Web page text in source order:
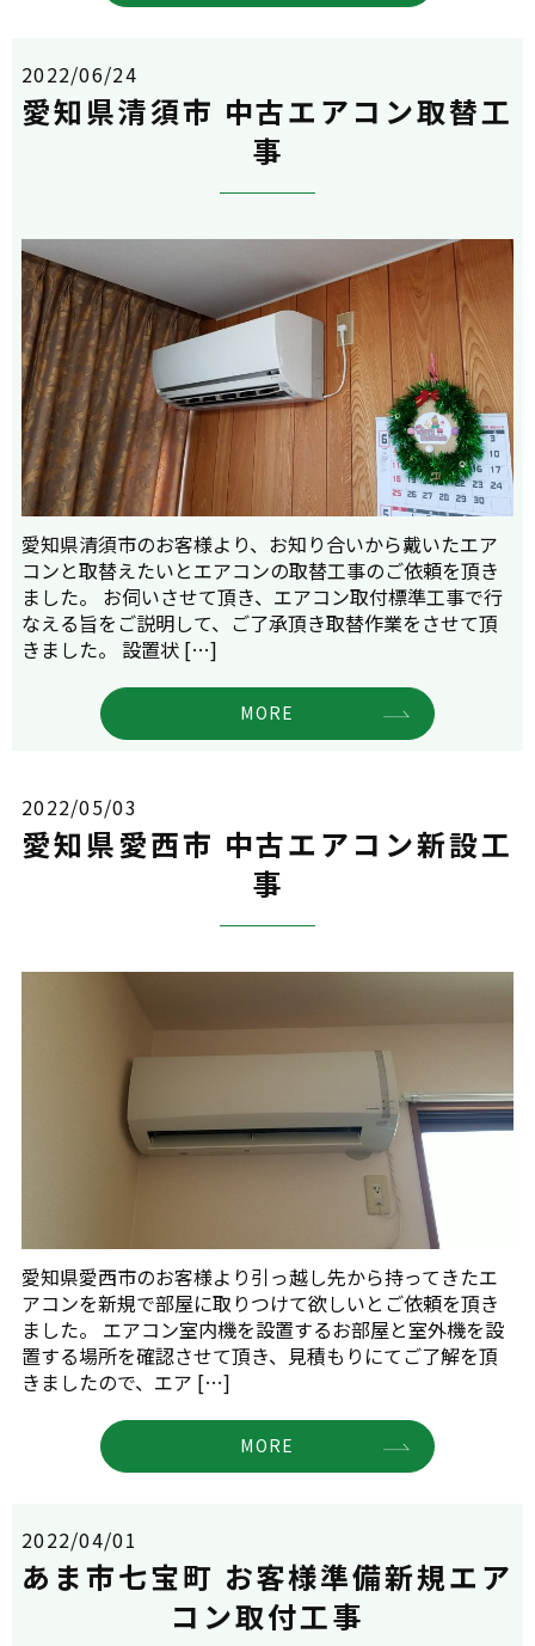
2022/06/24
愛知県清須市 中古エアコン取替工
事
愛知県清須市のお客様より、お知り合いから戴いたエア
コンと取替えたいとエアコンの取替工事のご依頼を頂き
ました。 お伺いさせて頂き、エアコン取付標準工事で行
なえる旨をご説明して、ご了承頂き取替作業をさせて頂
きました。 設置状 […]
MORE
2022/05/03
愛知県愛西市 中古エアコン新設工
事
愛知県愛西市のお客様より引っ越し先から持ってきたエ
アコンを新規で部屋に取りつけて欲しいとご依頼を頂き
ました。 エアコン室内機を設置するお部屋と室外機を設
置する場所を確認させて頂き、見積もりにてご了解を頂
きましたので、エア […]
MORE
2022/04/01
あま市七宝町 お客様準備新規エア
コン取付工事